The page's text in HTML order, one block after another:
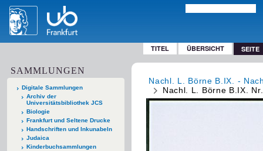
TITEL ÜBERSICHT SEITE
SAMMLUNGEN
Digitale Sammlungen
Archiv der
Universitätsbibliothek JCS
Biologie
Frankfurt und Seltene Drucke
Handschriften und Inkunabeln
Judaica
Kinderbuchsammlungen
Nachl. L. Börne B.IX. -
Nachl. L. Börne B.IX.